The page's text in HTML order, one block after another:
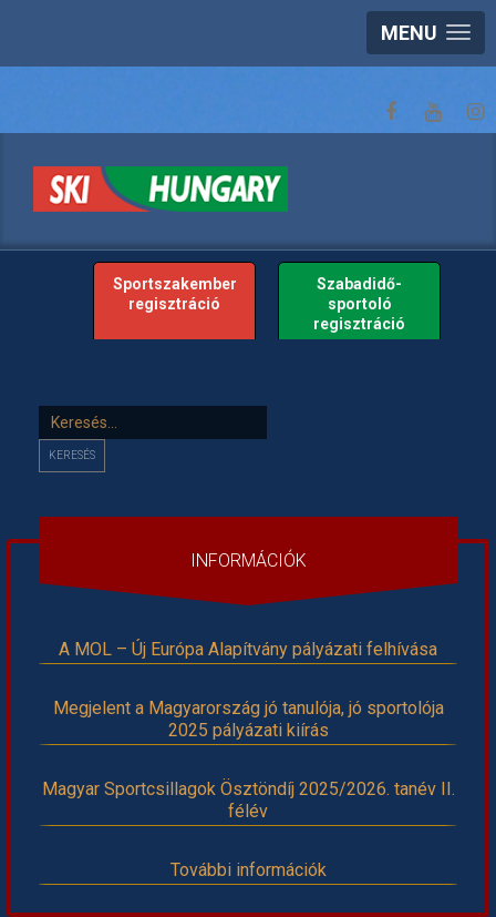
MENU
Sportszakember
regisztráció
Szabadidő-
sportoló
regisztráció
Keresés...
KERESÉS
INFORMÁCIÓK
A MOL – Új Európa Alapítvány pályázati felhívása
Megjelent a Magyarország jó tanulója, jó sportolója
2025 pályázati kiírás
Magyar Sportcsillagok Ösztöndíj 2025/2026. tanév II.
félév
További információk